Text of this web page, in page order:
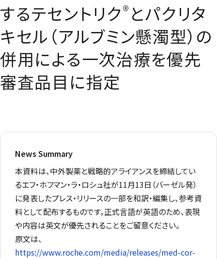
するテセントリク® とパクリタ
キセル（アルブミン懸濁型）の
併用による一次治療を優先
審査品目に指定
News Summary
本資料は、中外製薬と戦略的アライアンスを締結してい
るエフ・ホフマン・ラ・ロシュ社が11月13日（バーゼル発）
に発表したプレス・リリースの一部を和訳・編集し、参考資
料として配布するものです。正式言語が英語のため、表現
や内容は英文が優先されることをご留意ください。
原文は、
https://www.roche.com/media/releases/med-cor-